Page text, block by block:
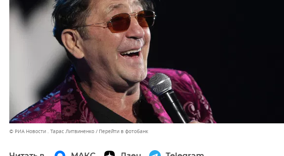
© РИА Новости . Тарас Литвиненко Перейти в фотобанк